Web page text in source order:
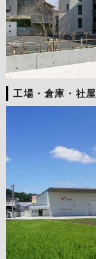
工場・倉庫・社屋